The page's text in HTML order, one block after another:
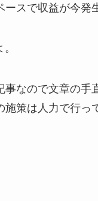
ースで収益が今発
事なので文章の手
施策は人力で行っ